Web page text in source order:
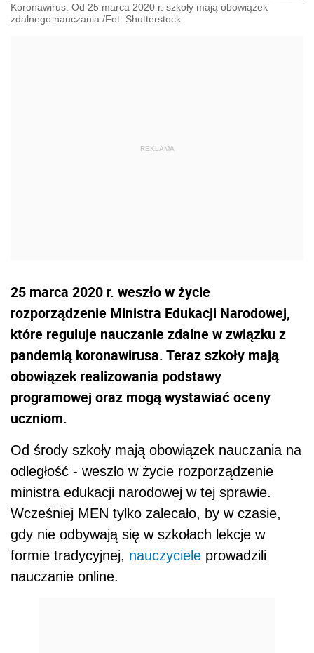
Koronawirus. Od 25 marca 2020 r. szkoły mają obowiązek
zdalnego nauczania /Fot. Shutterstock
25 marca 2020 r. weszło w życie
rozporządzenie Ministra Edukacji Narodowej,
które reguluje nauczanie zdalne w związku z
pandemią koronawirusa. Teraz szkoły mają
obowiązek realizowania podstawy
programowej oraz mogą wystawiać oceny
uczniom.
Od środy szkoły mają obowiązek nauczania na
odległość - weszło w życie rozporządzenie
ministra edukacji narodowej w tej sprawie.
Wcześniej MEN tylko zalecało, by w czasie,
gdy nie odbywają się w szkołach lekcje w
formie tradycyjnej, nauczyciele prowadzili
nauczanie online.